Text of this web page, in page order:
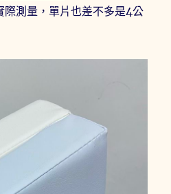
測量，單片也差不多是4公